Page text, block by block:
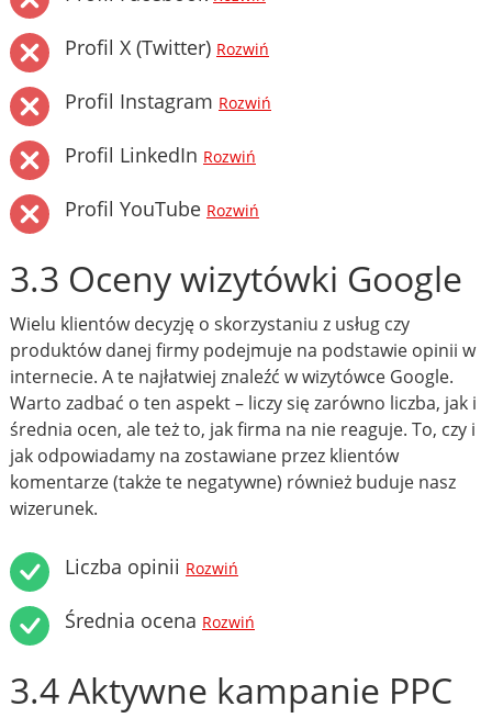
Profil X (Twitter) Rozwiń
Profil Instagram Rozwiń
Profil LinkedIn Rozwiń
Profil YouTube Rozwiń
3.3 Oceny wizytówki Google
Wielu klientów decyzję o skorzystaniu z usług czy
produktów danej firmy podejmuje na podstawie opinii w
internecie. A te najłatwiej znaleźć w wizytówce Google.
Warto zadbać o ten aspekt – liczy się zarówno liczba, jak i
średnia ocen, ale też to, jak firma na nie reaguje. To, czy i
jak odpowiadamy na zostawiane przez klientów
komentarze (także te negatywne) również buduje nasz
wizerunek.
Liczba opinii Rozwiń
Średnia ocena Rozwiń
3.4 Aktywne kampanie PPC